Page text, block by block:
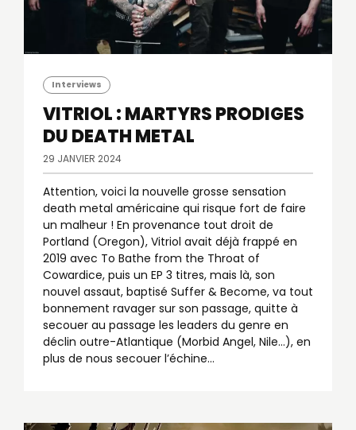
Interviews
VITRIOL : MARTYRS PRODIGES
DU DEATH METAL
29 JANVIER 2024
Attention, voici la nouvelle grosse sensation
death metal américaine qui risque fort de faire
un malheur ! En provenance tout droit de
Portland (Oregon), Vitriol avait déjà frappé en
2019 avec To Bathe from the Throat of
Cowardice, puis un EP 3 titres, mais là, son
nouvel assaut, baptisé Suffer & Become, va tout
bonnement ravager sur son passage, quitte à
secouer au passage les leaders du genre en
déclin outre-Atlantique (Morbid Angel, Nile…), en
plus de nous secouer l’échine...